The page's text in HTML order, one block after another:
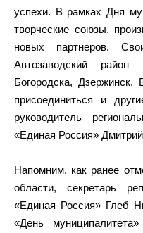
успехи. В рамках Дня
творческие союзы,
новых партнеров.
Автозаводский район
Богородска,
присоединиться и
руководитель
«Единая Россия»
Напомним, как ранее
области, секретарь
«Единая Россия» Глеб
«День